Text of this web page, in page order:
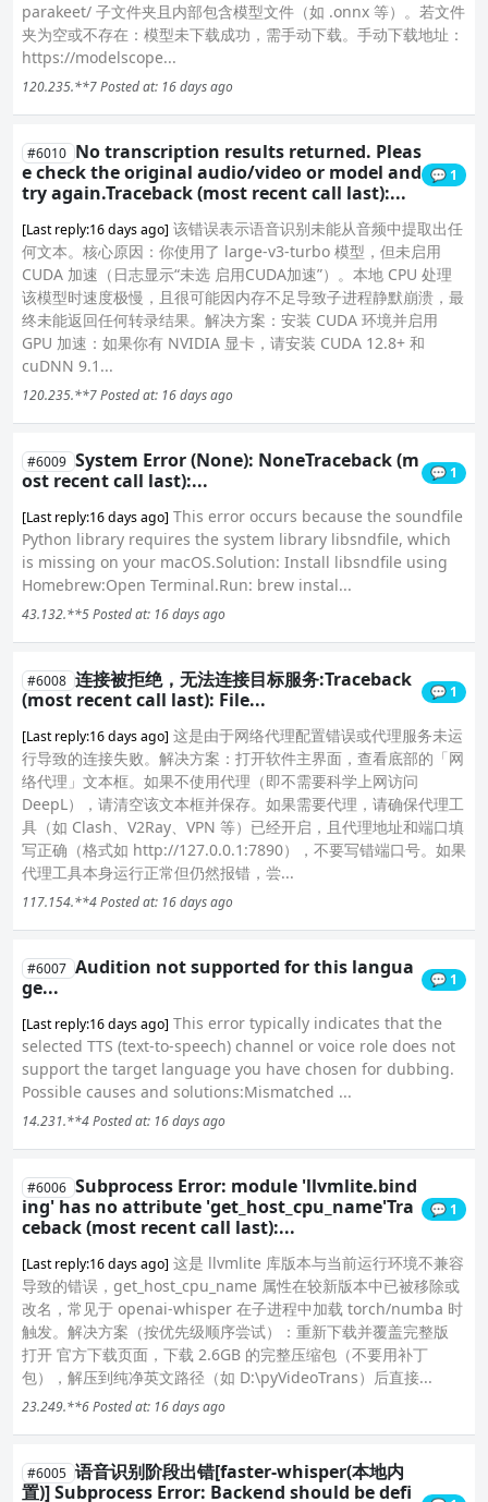
parakeet/ 子文件夹且内部包含模型文件（如 .onnx 等）。若文件
夹为空或不存在：模型未下载成功，需手动下载。手动下载地址：
https://modelscope...
120.235.**7Posted at: 16 days ago
#6010 No transcription results returned. Pleas
e check the original audio/video or model and
try again.Traceback (most recent call last):...
💬 1
[Last reply:16 days ago] 该错误表示语音识别未能从音频中提取出任
何文本。核心原因：你使用了 large-v3-turbo 模型，但未启用
CUDA 加速（日志显示“未选 启用CUDA加速”）。本地 CPU 处理
该模型时速度极慢，且很可能因内存不足导致子进程静默崩溃，最
终未能返回任何转录结果。解决方案：安装 CUDA 环境并启用
GPU 加速：如果你有 NVIDIA 显卡，请安装 CUDA 12.8+ 和
cuDNN 9.1...
120.235.**7Posted at: 16 days ago
#6009 System Error (None): NoneTraceback (m
ost recent call last):...
💬 1
[Last reply:16 days ago] This error occurs because the soundfile
Python library requires the system library libsndfile, which
is missing on your macOS.Solution: Install libsndfile using
Homebrew:Open Terminal.Run: brew instal...
43.132.**5Posted at: 16 days ago
#6008 连接被拒绝，无法连接目标服务:Traceback
(most recent call last): File...
💬 1
[Last reply:16 days ago] 这是由于网络代理配置错误或代理服务未运
行导致的连接失败。解决方案：打开软件主界面，查看底部的「网
络代理」文本框。如果不使用代理（即不需要科学上网访问
DeepL），请清空该文本框并保存。如果需要代理，请确保代理工
具（如 Clash、V2Ray、VPN 等）已经开启，且代理地址和端口填
写正确（格式如 http://127.0.0.1:7890），不要写错端口号。如果
代理工具本身运行正常但仍然报错，尝...
117.154.**4Posted at: 16 days ago
#6007 Audition not supported for this langua
ge...
💬 1
[Last reply:16 days ago] This error typically indicates that the
selected TTS (text-to-speech) channel or voice role does not
support the target language you have chosen for dubbing.
Possible causes and solutions:Mismatched ...
14.231.**4Posted at: 16 days ago
#6006 Subprocess Error: module 'llvmlite.bind
ing' has no attribute 'get_host_cpu_name'Tra
ceback (most recent call last):...
💬 1
[Last reply:16 days ago] 这是 llvmlite 库版本与当前运行环境不兼容
导致的错误，get_host_cpu_name 属性在较新版本中已被移除或
改名，常见于 openai-whisper 在子进程中加载 torch/numba 时
触发。解决方案（按优先级顺序尝试）：重新下载并覆盖完整版
打开 官方下载页面，下载 2.6GB 的完整压缩包（不要用补丁
包），解压到纯净英文路径（如 D:\pyVideoTrans）后直接...
23.249.**6Posted at: 16 days ago
#6005 语音识别阶段出错[faster-whisper(本地内
置)] Subprocess Error: Backend should be defi